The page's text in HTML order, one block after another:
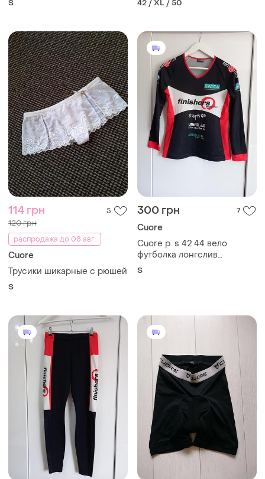
S 42 / XL / 50
114 грн 5
120 грн
распродажа до 08 авг.
Cuore
Трусики шикарные с рюшей
S
300 грн 7
Cuore
Cuore р. s 42 44 вело
футболка лонгслив
велосипедка джерси
S